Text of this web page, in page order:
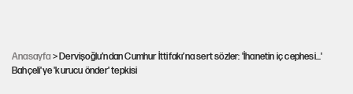
Anasayfa > Dervişoğlu’ndan Cumhur İttifakı’na sert sözler: 'İhanetin iç cephesi...'
Bahçeli'ye 'kurucu önder' tepkisi